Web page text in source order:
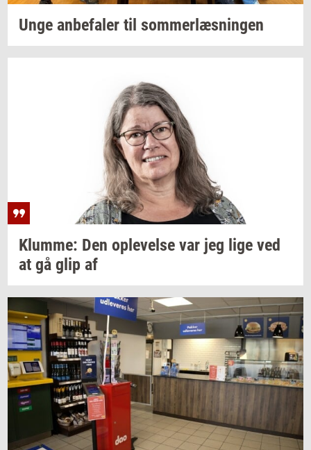
Unge an­be­fa­ler til som­mer­læs­nin­gen
Klum­me: Den op­le­vel­se var jeg lige ved
at gå glip af